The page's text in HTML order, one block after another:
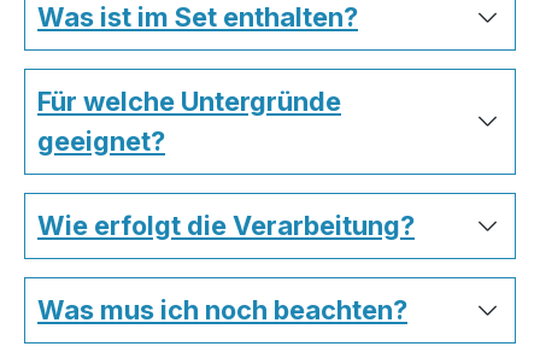
Was ist im Set enthalten?
Für welche Untergründe
geeignet?
Wie erfolgt die Verarbeitung?
Was mus ich noch beachten?